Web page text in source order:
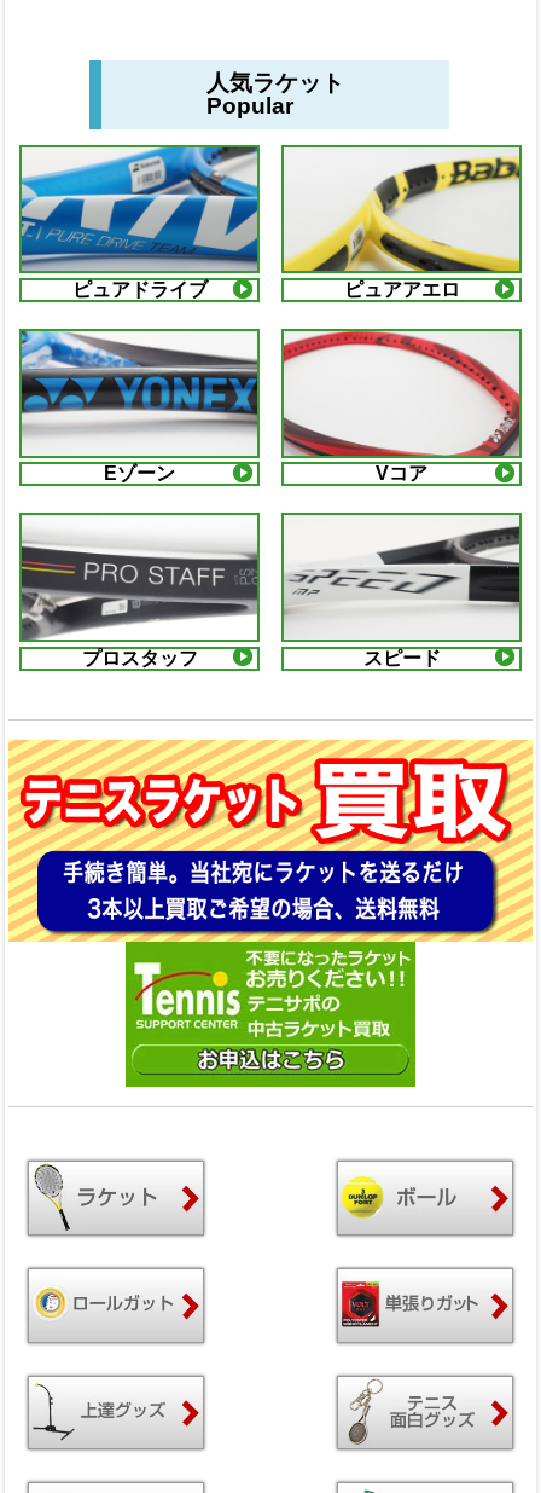
人気ラケット
Popular
ピュアドライブ ピュアアエロ
Eゾーン Vコア
プロスタッフ スピード